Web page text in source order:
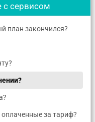
с сервисом
план закончился?
оплаченные за тариф?